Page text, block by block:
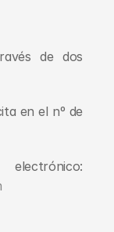
de dos
en el nº de